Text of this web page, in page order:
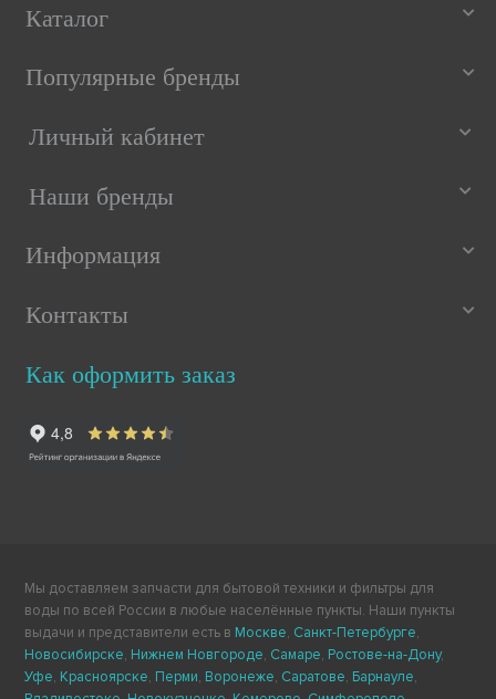
Каталог
Популярные бренды
Личный кабинет
Наши бренды
Информация
Контакты
Как оформить заказ
Мы доставляем запчасти для бытовой техники и фильтры для
воды по всей России в любые населённые пункты. Наши пункты
выдачи и представители есть в Москве, Санкт-Петербурге,
Новосибирске, Нижнем Новгороде, Самаре, Ростове-на-Дону,
Уфе, Красноярске, Перми, Воронеже, Саратове, Барнауле,